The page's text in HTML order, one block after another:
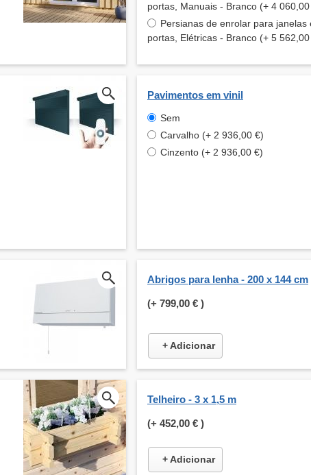
portas, Manuais - Branco (+ 4
Persianas de enrolar para janelas
portas, Elétricas - Branco (+ 5
Pavimentos em vinil
Sem
Carvalho (+ 2 936,00 €)
Cinzento (+ 2 936,00 €)
Abrigos para lenha - 200 x 144 cm
(+ 799,00 € )
+ Adicionar
Telheiro - 3 x 1,5 m
(+ 452,00 € )
+ Adicionar